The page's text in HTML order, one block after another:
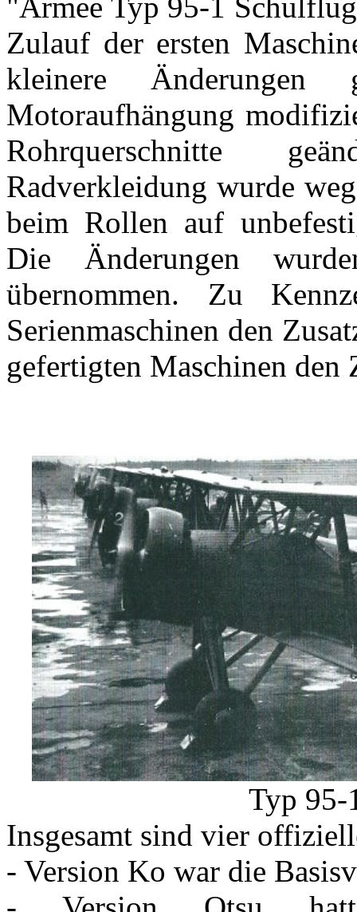
Zulauf der ersten
kleinere
Motoraufhängung
Rohrquerschnitte
Radverkleidung wurde
beim Rollen auf
Die Änderungen
übernommen. Zu
Serienmaschinen den
gefertigten Maschinen
Typ 95-
Insgesamt sind vier
- Version Ko war die